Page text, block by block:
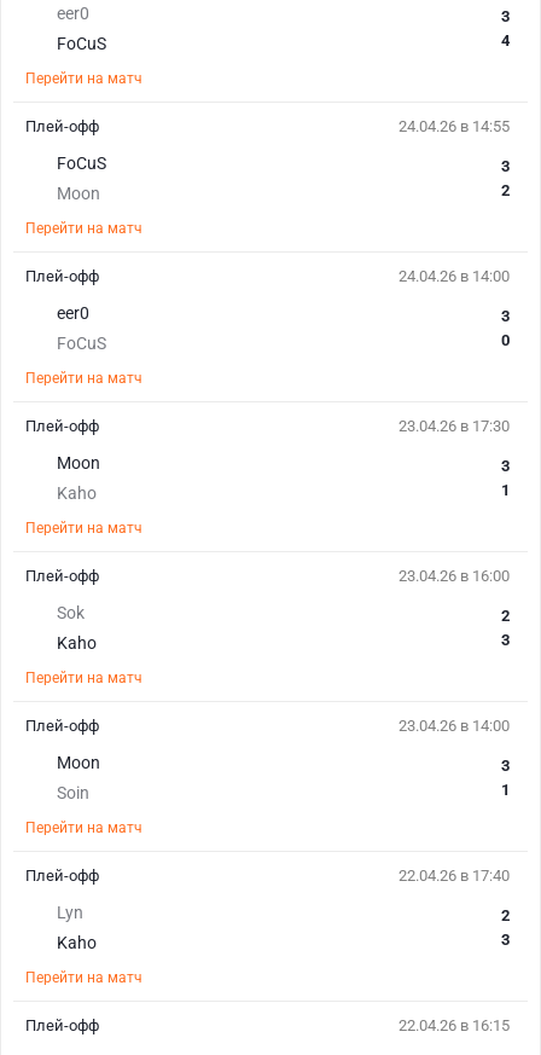
eer0
FoCuS
3
4
Перейти на матч
24.04.26 в 14:55
FoCuS
Moon
3
2
Перейти на матч
Плей-офф
24.04.26 в 14:00
eer0
FoCuS
3
0
Перейти на матч
Плей-офф
23.04.26 в 17:30
Moon
Kaho
3
1
Перейти на матч
Плей-офф
23.04.26 в 16:00
Sok
Kaho
2
3
Перейти на матч
Плей-офф
23.04.26 в 14:00
Moon
Soin
3
1
Перейти на матч
Плей-офф
22.04.26 в 17:40
Lyn
Kaho
2
3
Перейти на матч
Плей-офф
22.04.26 в 16:15
Плей-офф